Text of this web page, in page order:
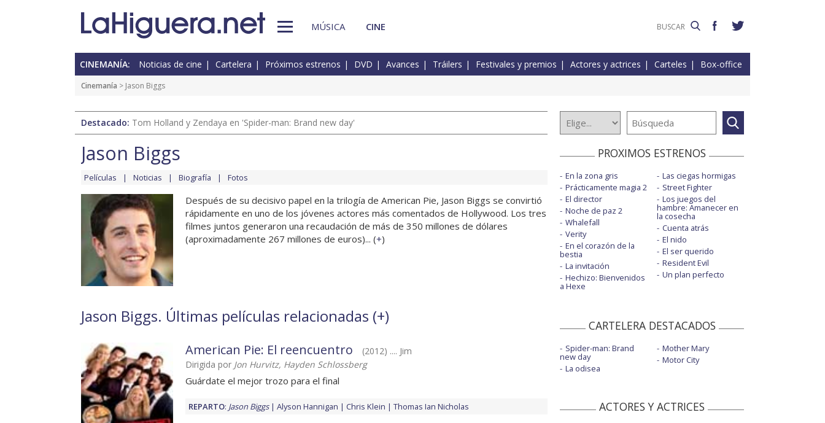
MÚSICA CINE
CINEMANÍA: Noticias de cine Cartelera Próximos estrenos DVD Avances Tráilers Festivales y premios Actores y actrices Carteles Box-office
Cinemanía > Jason Biggs
Destacado: Tom Holland y Zendaya en 'Spider-man: Brand new day'
Jason Biggs
Películas Noticias Biografía Fotos
Después de su decisivo papel en la trilogía de American Pie, Jason Biggs se convirtió
rápidamente en uno de los jóvenes actores más comentados de Hollywood. Los tres
filmes juntos generaron una recaudación de más de 350 millones de dólares
(aproximadamente 267 millones de euros)... (+)
Jason Biggs. Últimas películas relacionadas (+)
American Pie: El reencuentro
(2012) .... Jim
Dirigida por Jon Hurvitz, Hayden Schlossberg
Guárdate el mejor trozo para el final
REPARTO: Jason Biggs Alyson Hannigan Chris Klein Thomas Ian Nicholas
PROXIMOS ESTRENOS
En la zona gris
Prácticamente magia 2
El director
Noche de paz 2
Whalefall
Verity
En el corazón de la
bestia
La invitación
Hechizo: Bienvenidos
a Hexe
Las ciegas hormigas
Street Fighter
Los juegos del
hambre: Amanecer en
la cosecha
Cuenta atrás
El nido
El ser querido
Resident Evil
Un plan perfecto
CARTELERA DESTACADOS
Spider-man: Brand
new day
La odisea
Mother Mary
Motor City
ACTORES Y ACTRICES